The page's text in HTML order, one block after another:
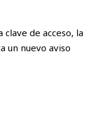
de acceso, la
un nuevo aviso